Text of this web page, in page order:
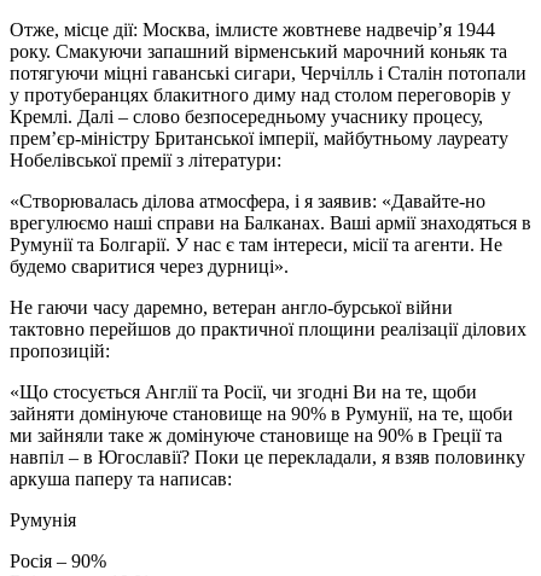
Отже, місце дії: Москва, імлисте жовтневе надвечір’я 1944
року. Смакуючи запашний вірменський марочний коньяк та
потягуючи міцні гаванські сигари, Черчілль і Сталін потопали
у протуберанцях блакитного диму над столом переговорів у
Кремлі. Далі – слово безпосередньому учаснику процесу,
прем’єр-міністру Британської імперії, майбутньому лауреату
Нобелівської премії з літератури:
«Створювалась ділова атмосфера, і я заявив: «Давайте-но
врегулюємо наші справи на Балканах. Ваші армії знаходяться в
Румунії та Болгарії. У нас є там інтереси, місії та агенти. Не
будемо сваритися через дурниці».
Не гаючи часу даремно, ветеран англо-бурської війни
тактовно перейшов до практичної площини реалізації ділових
пропозицій:
«Що стосується Англії та Росії, чи згодні Ви на те, щоби
зайняти домінуюче становище на 90% в Румунії, на те, щоби
ми зайняли таке ж домінуюче становище на 90% в Греції та
навпіл – в Югославії? Поки це перекладали, я взяв половинку
аркуша паперу та написав:
Румунія
Росія – 90%